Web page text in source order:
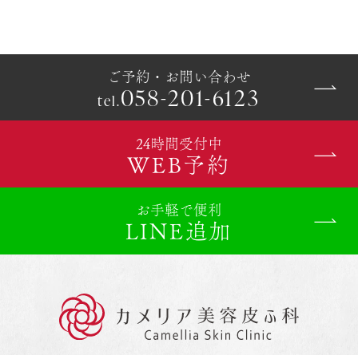
ご予約・お問い合わせ
tel.058-201-6123
24時間受付中
WEB予約
お手軽で便利
LINE追加